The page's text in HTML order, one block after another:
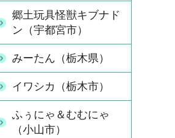
郷土玩具怪獣キブナド
ン（宇都宮市）
みーたん（栃木県）
イワシカ（栃木市）
ふぅにゃ＆むむにゃ
（小山市）